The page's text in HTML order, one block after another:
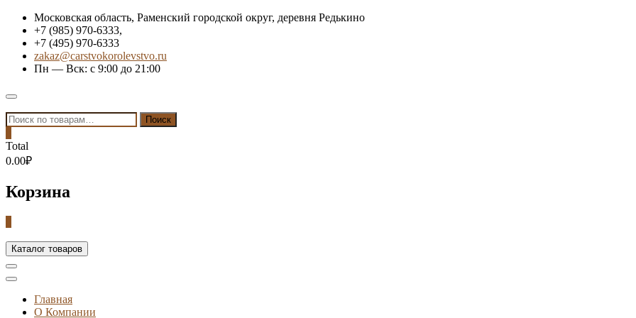
Skip
content
Московская область, Раменский городской округ, деревня Редькино
+7 (985) 970-6333,
+7 (495) 970-6333
zakaz@carstvokorolevstvo.ru
Пн — Вск: с 9:00 до 21:00
Topbar
Menu
Искать: Поиск
Total
0.00₽
Корзина
Каталог товаров
Главная
О Компании